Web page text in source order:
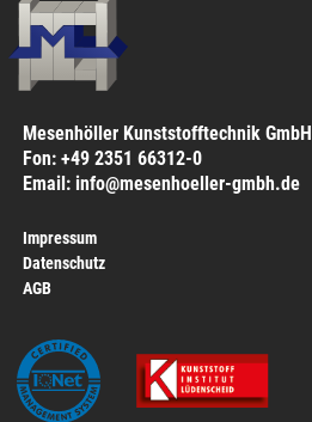
Impressum
Datenschutz
AGB
Mesenhöller Kunststofftechnik GmbH
Fon: +49 2351 66312-0
Email: info@mesenhoeller-gmbh.de